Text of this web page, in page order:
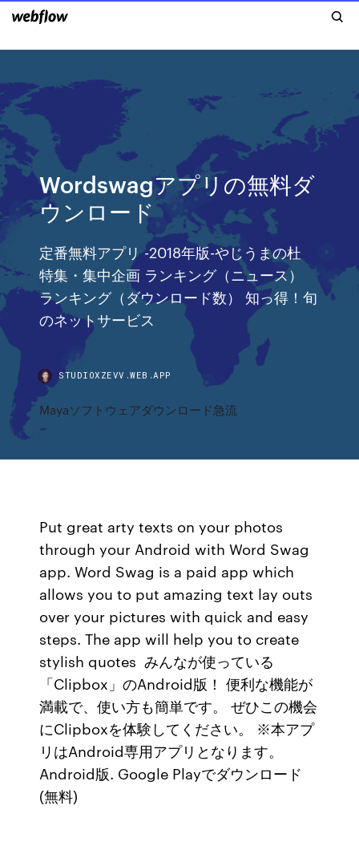
Wordswagアプリの無料ダ
ウンロード
定番無料アプリ -2018年版-やじうまの杜
特集・集中企画 ランキング（ニュース）
ランキング（ダウンロード数） 知っ得！旬
のネットサービス
STUDIOXZEVV.WEB.APP
Mayaソフトウェアダウンロード急流
Put great arty texts on your photos
through your Android with Word Swag
app. Word Swag is a paid app which
allows you to put amazing text lay outs
over your pictures with quick and easy
steps. The app will help you to create
stylish quotes みんなが使っている
「Clipbox」のAndroid版！ 便利な機能が
満載で、使い方も簡単です。 ぜひこの機会
にClipboxを体験してください。 ※本アプ
リはAndroid専用アプリとなります。
Android版. Google Playでダウンロード
(無料)